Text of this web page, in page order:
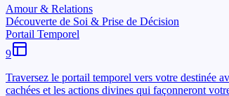
Amour & Relations
Découverte de Soi & Prise de Décision
Portail Temporel
9
Traversez le portail temporel vers votre destinée
cachées et les actions divines qui façonneront